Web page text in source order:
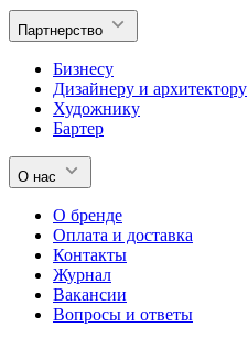
Партнерство
Бизнесу
Дизайнеру и архитектору
Художнику
Бартер
О нас
О бренде
Оплата и доставка
Контакты
Журнал
Вакансии
Вопросы и ответы